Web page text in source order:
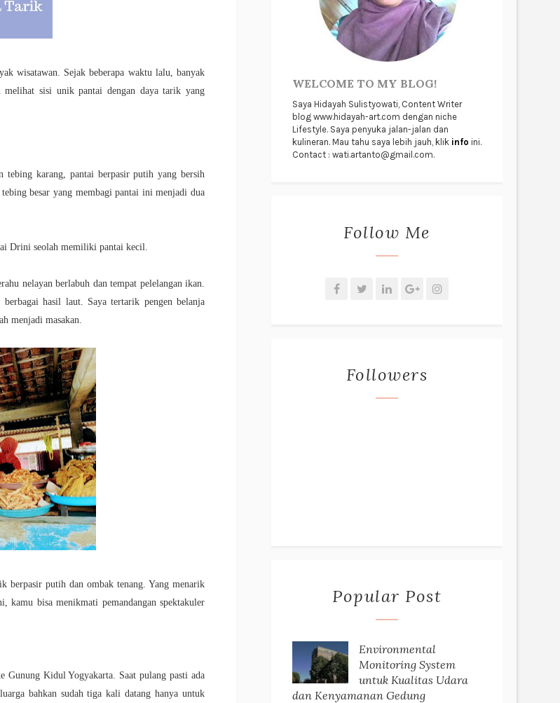
wisatawan. Sejak beberapa waktu lalu, banyak
sisi unik pantai dengan daya tarik yang
tebing karang, pantai berpasir putih yang bersih
besar yang membagi pantai ini menjadi dua
Drini seolah memiliki pantai kecil.
nelayan berlabuh dan tempat pelelangan ikan.
hasil laut. Saya tertarik pengen belanja
menjadi masakan.
berpasir putih dan ombak tenang. Yang menarik
bisa menikmati pemandangan spektakuler
Gunung Kidul Yogyakarta. Saat pulang pasti ada
bahkan sudah tiga kali datang hanya untuk
WELCOME TO MY BLOG!
Saya Hidayah Sulistyowati, Content Writer
blog www.hidayah-art.com dengan niche
Lifestyle. Saya penyuka jalan-jalan dan
kulineran. Mau tahu saya lebih jauh, klik info ini.
Contact : wati.artanto@gmail.com.
Follow Me
Followers
Popular Post
Environmental
Monitoring System
untuk Kualitas Udara
dan Kenyamanan Gedung